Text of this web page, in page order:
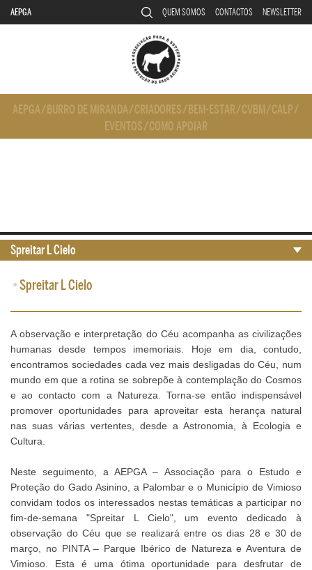
AEPGA QUEM SOMOS CONTACTOS NEWSLETTER
AEPGA/ BURRO DE MIRANDA/CRIADORES/ BEM-ESTAR/CVBM/CALP/
EVENTOS/COMO APOIAR
•Spreitar L Cielo
A observação e interpretação do Céu acompanha as civilizações
humanas desde tempos imemoriais. Hoje em dia, contudo,
encontramos sociedades cada vez mais desligadas do Céu, num
mundo em que a rotina se sobrepõe à contemplação do Cosmos
e ao contacto com a Natureza. Torna-se então indispensável
promover oportunidades para aproveitar esta herança natural
nas suas várias vertentes, desde a Astronomia, à Ecologia e
Cultura.
Neste seguimento, a AEPGA – Associação para o Estudo e
Proteção do Gado Asinino, a Palombar e o Município de Vimioso
convidam todos os interessados nestas temáticas a participar no
fim-de-semana "Spreitar L Cielo", um evento dedicado à
observação do Céu que se realizará entre os dias 28 e 30 de
março, no PINTA – Parque Ibérico de Natureza e Aventura de
Vimioso. Esta é uma ótima oportunidade para desfrutar de
Spreitar L Cielo